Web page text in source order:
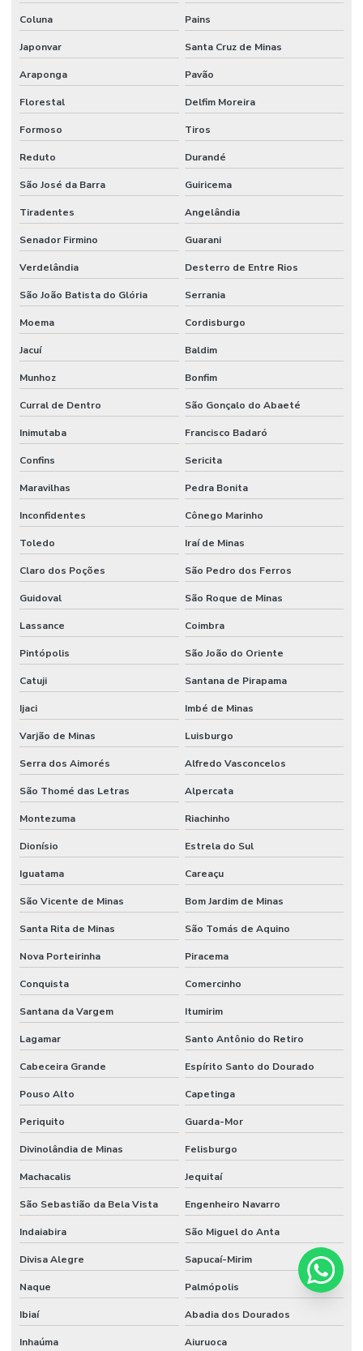
Coluna Pains
Japonvar Santa Cruz de Minas
Araponga Pavão
Florestal Delfim Moreira
Formoso Tiros
Reduto Durandé
São José da Barra Guiricema
Tiradentes Angelândia
Senador Firmino Guarani
Verdelândia Desterro de Entre Rios
São João Batista do Glória Serrania
Moema Cordisburgo
Jacuí Baldim
Munhoz Bonfim
Curral de Dentro São Gonçalo do Abaeté
Inimutaba Francisco Badaró
Confins Sericita
Maravilhas Pedra Bonita
Inconfidentes Cônego Marinho
Toledo Iraí de Minas
Claro dos Poções São Pedro dos Ferros
Guidoval São Roque de Minas
Lassance Coimbra
Pintópolis São João do Oriente
Catuji Santana de Pirapama
Ijaci Imbé de Minas
Varjão de Minas Luisburgo
Serra dos Aimorés Alfredo Vasconcelos
São Thomé das Letras Alpercata
Montezuma Riachinho
Dionísio Estrela do Sul
Iguatama Careaçu
São Vicente de Minas Bom Jardim de Minas
Santa Rita de Minas São Tomás de Aquino
Nova Porteirinha Piracema
Conquista Comercinho
Santana da Vargem Itumirim
Lagamar Santo Antônio do Retiro
Cabeceira Grande Espírito Santo do Dourado
Pouso Alto Capetinga
Periquito Guarda-Mor
Divinolândia de Minas Felisburgo
Machacalis Jequitaí
São Sebastião da Bela Vista Engenheiro Navarro
Indaiabira São Miguel do Anta
Divisa Alegre Sapucaí-Mirim
Naque Palmópolis
Ibiaí Abadia dos Dourados
Inhaúma Aiuruoca